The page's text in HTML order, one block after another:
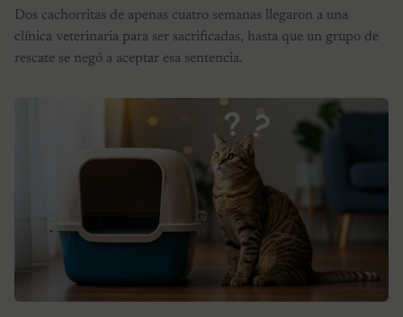
Dos cachorritas de apenas cuatro semanas llegaron a una
clínica veterinaria para ser sacrificadas, hasta que un grupo de
rescate se negó a aceptar esa sentencia.